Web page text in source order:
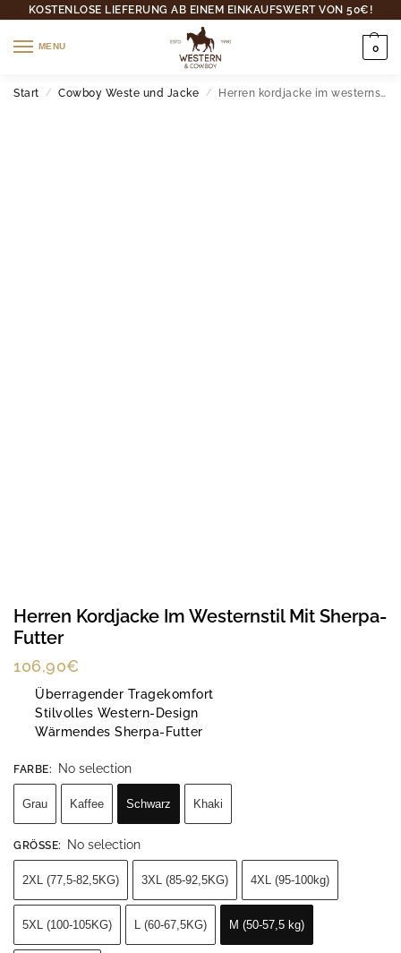
KOSTENLOSE LIEFERUNG AB EINEM EINKAUFSWERT VON 50€!
MENU 0
Start / Cowboy Weste und Jacke / Herren kordjacke im westernstil mit sherpa-futter
Herren Kordjacke Im Westernstil Mit Sherpa-
Futter
106,90€
Überragender Tragekomfort
Stilvolles Western-Design
Wärmendes Sherpa-Futter
FARBE: No selection
Grau Kaffee Schwarz Khaki
GRÖSSE : No selection
2XL (77,5-82,5KG) 3XL (85-92,5KG) 4XL (95-100kg)
5XL (100-105KG) L (60-67,5KG) M (50-57,5 kg)